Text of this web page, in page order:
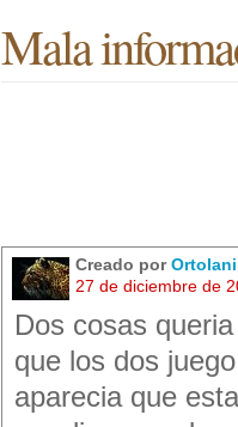
Mala
Creado por
27 de diciembre de
Dos cosas
que los dos
aparecia que